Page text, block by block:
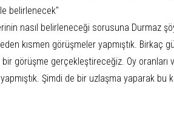
belirlenecek"
nasıl belirleneceği sorusuna Durmaz
kısmen görüşmeler yapmıştık. Birkaç
görüşme gerçekleştireceğiz. Oy
Şimdi de bir uzlaşma yaparak bu